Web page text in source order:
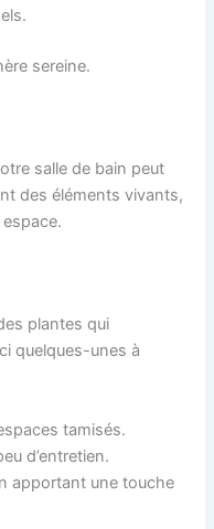
sereine.
salle de bain peut
des éléments vivants,
plantes qui
quelques-unes à
tamisés.
d’entretien.
apportant une touche